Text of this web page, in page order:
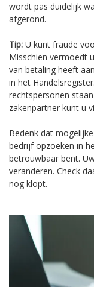
wordt pas duidelijk
afgerond.
Tip: U kunt fraude
Misschien vermoedt
van betaling heeft
in het
rechtspersonen
zakenpartner kunt u
Bedenk dat
bedrijf opzoeken in
betrouwbaar bent.
veranderen. Check
nog klopt.